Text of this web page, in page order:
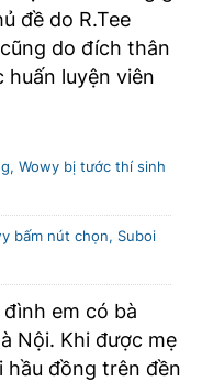
đề do R.Tee
do đích thân
huấn luyện viên
Wowy bị tước thí sinh
bấm nút chọn, Suboi
em có bà
Nội. Khi được mẹ
hầu đồng trên đền